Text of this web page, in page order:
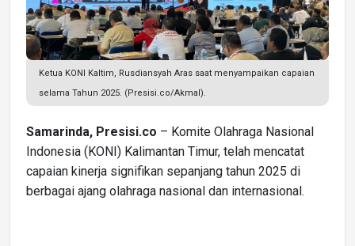
Ketua KONI Kaltim, Rusdiansyah Aras saat menyampaikan capaian
selama Tahun 2025. (Presisi.co/Akmal).
Samarinda, Presisi.co – Komite Olahraga Nasional
Indonesia (KONI) Kalimantan Timur, telah mencatat
capaian kinerja signifikan sepanjang tahun 2025 di
berbagai ajang olahraga nasional dan internasional.